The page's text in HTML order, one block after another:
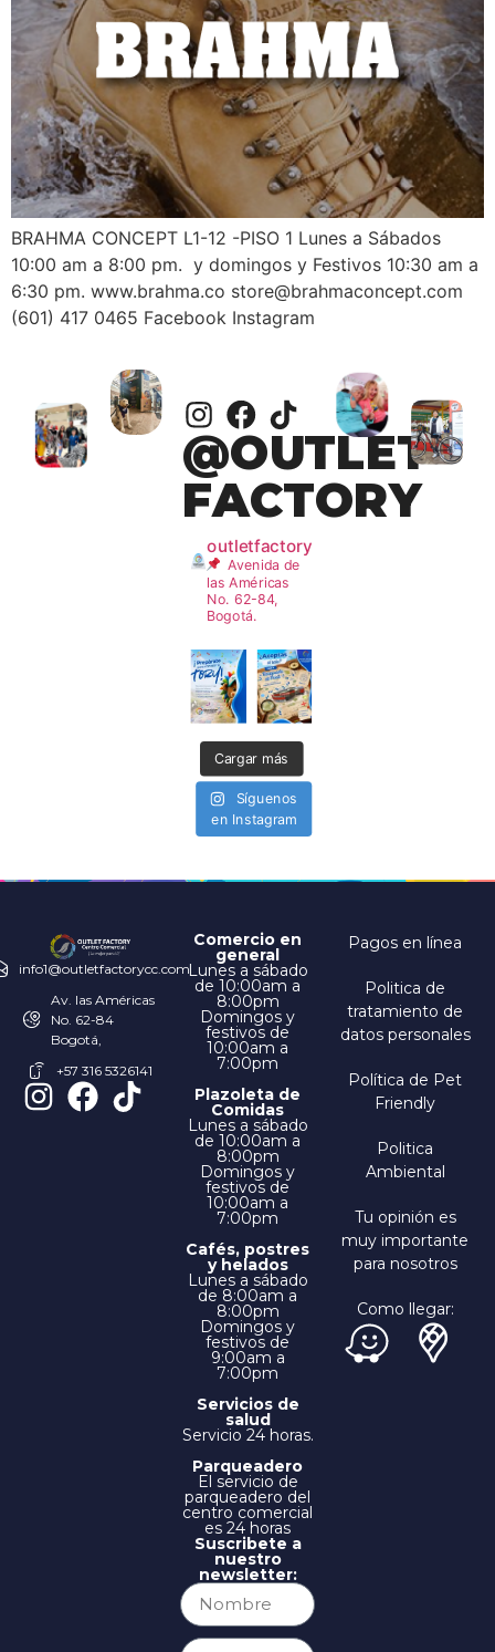
BRAHMA CONCEPT L1-12 -PISO 1 Lunes a Sábados
10:00 am a 8:00 pm. y domingos y Festivos 10:30 am a
6:30 pm. www.brahma.co store@brahmaconcept.com
(601) 417 0465 Facebook Instagram
@OUTLET
FACTORY
outletfactory
Avenida de
las Américas
No. 62-84,
Bogotá.
Cargar más
Síguenos
en Instagram
info1@outletfactorycc.com
Av. las Américas
No. 62-84
Bogotá,
+57 316 5326141
Comercio en
general
Lunes a sábado
de 10:00am a
8:00pm
Domingos y
festivos de
10:00am a
7:00pm
Plazoleta de
Comidas
Lunes a sábado
de 10:00am a
8:00pm
Domingos y
festivos de
10:00am a
7:00pm
Cafés, postres
y helados
Lunes a sábado
de 8:00am a
8:00pm
Domingos y
festivos de
9:00am a
7:00pm
Servicios de
salud
Servicio 24 horas.
Parqueadero
El servicio de
parqueadero del
centro comercial
es 24 horas
Suscribete a
nuestro
newsletter:
Pagos en línea
Politica de
tratamiento de
datos personales
Política de Pet
Friendly
Politica
Ambiental
Tu opinión es
muy importante
para nosotros
Como llegar: